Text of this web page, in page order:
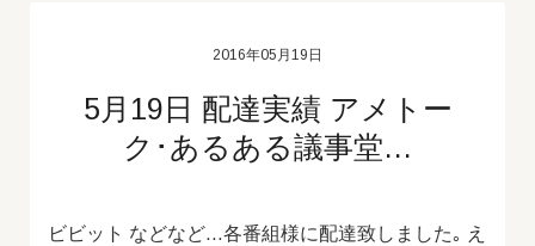
2016年05月19日
5月19日 配達実績 アメトー
ク･あるある議事堂…
ビビット などなど...各番組様に配達致しました｡ え